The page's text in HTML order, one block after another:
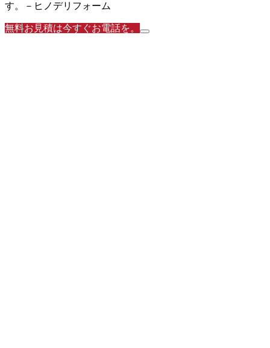
す。－ヒノデリフォーム
無料お見積は今すぐお電話を。